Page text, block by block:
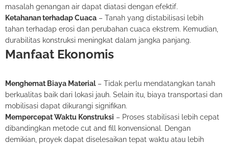
masalah genangan air dapat diatasi dengan efektif.
Ketahanan terhadap Cuaca – Tanah yang distabilisasi lebih
tahan terhadap erosi dan perubahan cuaca ekstrem. Kemudian,
durabilitas konstruksi meningkat dalam jangka panjang.
Manfaat Ekonomis
Menghemat Biaya Material– Tidak perlu mendatangkan tanah
berkualitas baik dari lokasi jauh. Selain itu, biaya transportasi dan
mobilisasi dapat dikurangi signifikan.
Mempercepat Waktu Konstruksi – Proses stabilisasi lebih cepat
dibandingkan metode cut and fill konvensional. Dengan
demikian, proyek dapat diselesaikan tepat waktu atau lebih